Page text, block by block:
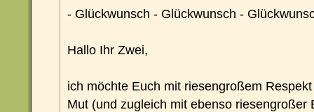
- Glückwunsch - Glückwunsch -
Hallo Ihr Zwei,
ich möchte Euch mit riesengroßem
Mut (und zugleich mit ebenso riesengroßer